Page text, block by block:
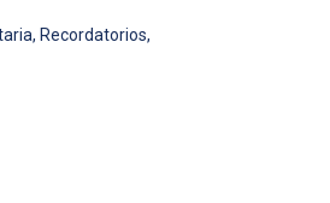
Recordatorios,